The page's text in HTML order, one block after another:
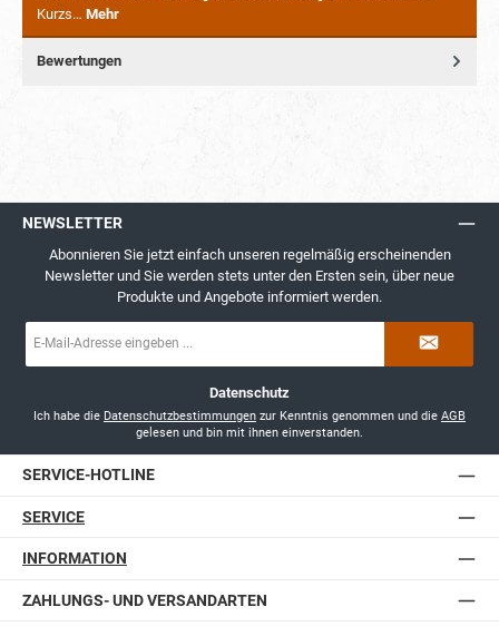
Kurzs… Mehr
Bewertungen
NEWSLETTER
Abonnieren Sie jetzt einfach unseren regelmäßig erscheinenden
Newsletter und Sie werden stets unter den Ersten sein, über neue
Produkte und Angebote informiert werden.
Mail-
Datenschutz
Ich habe die Datenschutzbestimmungen zur Kenntnis genommen und die AGB
gelesen und bin mit ihnen einverstanden.
SERVICE-HOTLINE
SERVICE
INFORMATION
ZAHLUNGS- UND VERSANDARTEN